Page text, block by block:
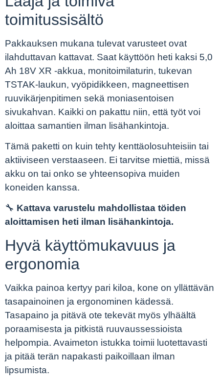
toimitussisältö
Pakkauksen mukana tulevat varusteet ovat
ilahduttavan kattavat. Saat käyttöön heti kaksi 5,0
Ah 18V XR -akkua, monitoimilaturin, tukevan
TSTAK-laukun, vyöpidikkeen, magneettisen
ruuvikärjenpitimen sekä moniasentoisen
sivukahvan. Kaikki on pakattu niin, että työt voi
aloittaa samantien ilman lisähankintoja.
Tämä paketti on kuin tehty kenttäolosuhteisiin tai
aktiiviseen verstaaseen. Ei tarvitse miettiä, missä
akku on tai onko se yhteensopiva muiden
koneiden kanssa.
🔧 Kattava varustelu mahdollistaa töiden
aloittamisen heti ilman lisähankintoja.
Hyvä käyttömukavuus ja
ergonomia
Vaikka painoa kertyy pari kiloa, kone on yllättävän
tasapainoinen ja ergonominen kädessä.
Tasapaino ja pitävä ote tekevät myös ylhäältä
poraamisesta ja pitkistä ruuvaussessioista
helpompia. Avaimeton istukka toimii luotettavasti
ja pitää terän napakasti paikoillaan ilman
lipsumista.